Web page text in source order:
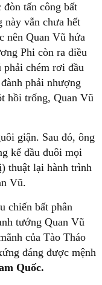
tấn công bất
vẫn chưa hết
nên Quan Vũ hứa
Phi còn ra điều
chém rơi đầu
phải nhượng
hồi trống, Quan Vũ
giận. Sau đó, ông
kể đầu đuôi mọi
thuật lại hành trình
Vũ.
chiến bất phân
tướng Quan Vũ
của Tào Tháo
đáng được mệnh
Quốc.